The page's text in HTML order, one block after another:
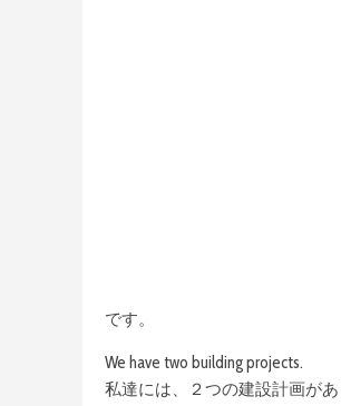
です。
We have two building projects.
私達には、２つの建設計画があ